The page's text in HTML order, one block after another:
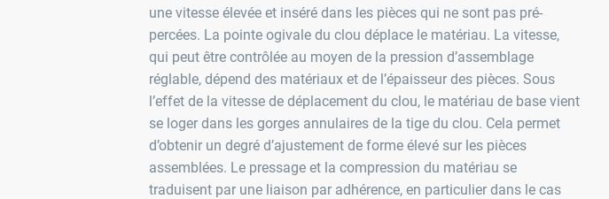
une vitesse élevée et inséré dans les pièces qui ne sont pas pré-
percées. La pointe ogivale du clou déplace le matériau. La vitesse,
qui peut être contrôlée au moyen de la pression d’assemblage
réglable, dépend des matériaux et de l’épaisseur des pièces. Sous
l’effet de la vitesse de déplacement du clou, le matériau de base vient
se loger dans les gorges annulaires de la tige du clou. Cela permet
d’obtenir un degré d’ajustement de forme élevé sur les pièces
assemblées. Le pressage et la compression du matériau se
traduisent par une liaison par adhérence, en particulier dans le cas